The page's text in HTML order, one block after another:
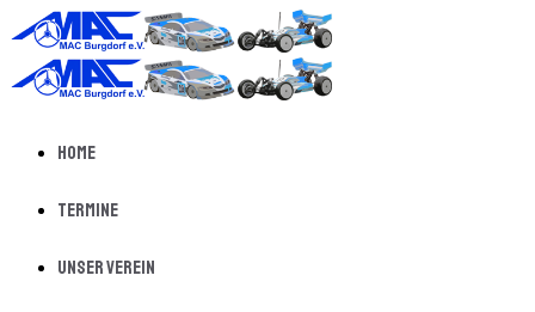
Home
Termine
Unser Verein